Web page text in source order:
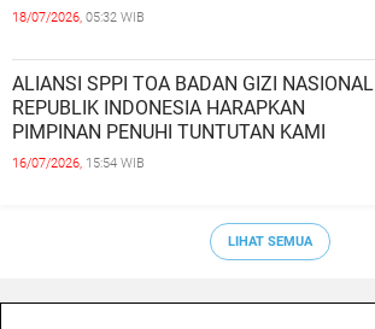
18/07/2026, 05:32 WIB
ALIANSI SPPI TOA BADAN GIZI NASIONAL
REPUBLIK INDONESIA HARAPKAN
PIMPINAN PENUHI TUNTUTAN KAMI
16/07/2026, 15:54 WIB
LIHAT SEMUA